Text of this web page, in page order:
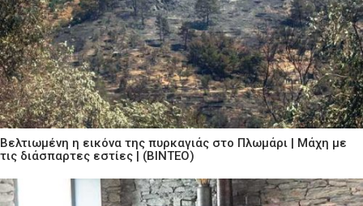
Βελτιωμένη η εικόνα της πυρκαγιάς στο Πλωμάρι | Μάχη με
τις διάσπαρτες εστίες | (ΒΙΝΤΕΟ)